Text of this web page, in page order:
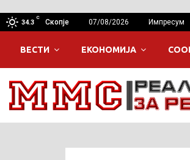
34.3
C
Скопје 07/08/2026 Импресум
ВЕСТИ ЕКОНОМИЈА